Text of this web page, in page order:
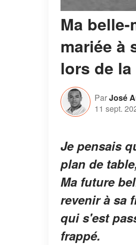
Ma
mariée à
lors de
ParJosé
11 sept.
Je pensais
plan de
Ma future
revenir à sa
qui s'est
frappé.